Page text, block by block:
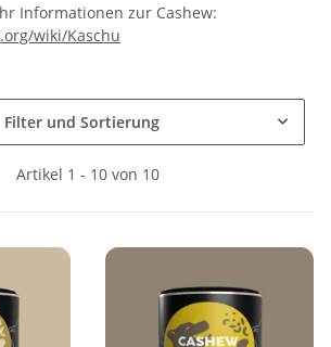
Informationen zur Cashew:
wiki/Kaschu
Filter und Sortierung
Artikel 1 - 10 von 10